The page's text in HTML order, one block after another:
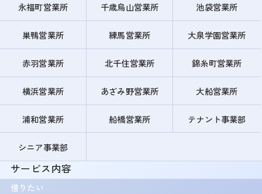
永福町営業所 千歳烏山営業所 池袋営業所
巣鴨営業所 練馬営業所 大泉学園営業所
赤羽営業所 北千住営業所 錦糸町営業所
横浜営業所 あざみ野営業所 大船営業所
浦和営業所 船橋営業所 テナント事業部
シニア事業部
サービス内容
借りたい